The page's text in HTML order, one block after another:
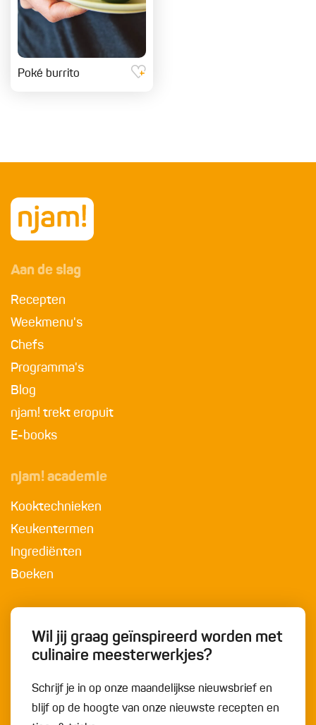
Poké burrito
Aan de slag
Recepten
Weekmenu's
Chefs
Programma's
Blog
njam! trekt eropuit
E-books
njam! academie
Kooktechnieken
Keukentermen
Ingrediënten
Boeken
Wil jij graag geïnspireerd worden met
culinaire meesterwerkjes?
Schrijf je in op onze maandelijkse nieuwsbrief en
blijf op de hoogte van onze nieuwste recepten en